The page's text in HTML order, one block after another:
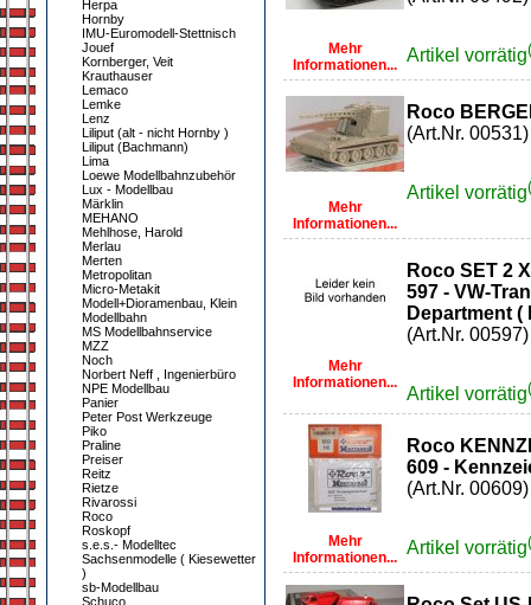
Herpa
Hornby
IMU-Euromodell-Stettnisch
Jouef
Kornberger, Veit
Krauthauser
Lemaco
Lemke
Lenz
Liliput (alt - nicht Hornby )
Liliput (Bachmann)
Lima
Loewe Modellbahnzubehör
Lux - Modellbau
Märklin
MEHANO
Mehlhose, Harold
Merlau
Merten
Metropolitan
Micro-Metakit
Modell+Dioramenbau, Klein
Modellbahn
MS Modellbahnservice
MZZ
Noch
Norbert Neff , Ingenierbüro
NPE Modellbau
Panier
Peter Post Werkzeuge
Piko
Praline
Preiser
Reitz
Rietze
Rivarossi
Roco
Roskopf
s.e.s.- Modelltec
Sachsenmodelle ( Kiesewetter
)
sb-Modellbau
Schuco
Mehr
Informationen... Artikel vorrätig
Mehr
Informationen...
Roco
(Art.Nr. 00531)
Artikel vorrätig
Mehr
Informationen...
Roco SET 2
597 - VW-
Department (
(Art.Nr. 00597)
Artikel vorrätig
Mehr
Informationen...
Roco
609 -
(Art.Nr. 00609)
Artikel vorrätig